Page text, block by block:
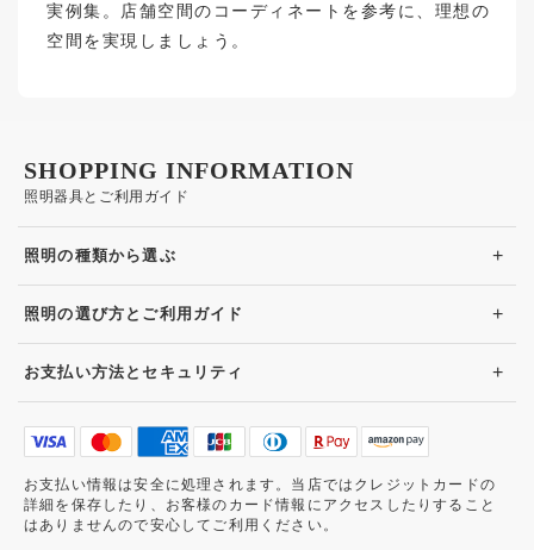
実例集。店舗空間のコーディネートを参考に、理想の
空間を実現しましょう。
照明器具とご利用ガイド
SHOPPING INFORMATION
照明の種類から選ぶ +
照明の選び方とご利用ガイド +
お支払い方法とセキュリティ +
お支払い情報は安全に処理されます。当店ではクレジットカードの
詳細を保存したり、お客様のカード情報にアクセスしたりすること
はありませんので安心してご利用ください。